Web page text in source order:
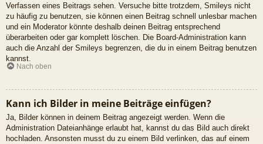
Verfassen eines Beitrags sehen. Versuche bitte trotzdem, Smileys nicht
zu häufig zu benutzen, sie können einen Beitrag schnell unlesbar machen
und ein Moderator könnte deshalb deinen Beitrag entsprechend
überarbeiten oder gar komplett löschen. Die Board-Administration kann
auch die Anzahl der Smileys begrenzen, die du in einem Beitrag benutzen
kannst.
Nach oben
Kann ich Bilder in meine Beiträge einfügen?
Ja, Bilder können in deinem Beitrag angezeigt werden. Wenn die
Administration Dateianhänge erlaubt hat, kannst du das Bild auch direkt
hochladen. Ansonsten musst du zu einem Bild verlinken, das auf einem